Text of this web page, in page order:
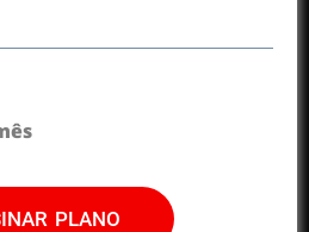
PLANO